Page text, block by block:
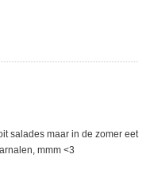
salades maar in de zomer eet
mmm <3